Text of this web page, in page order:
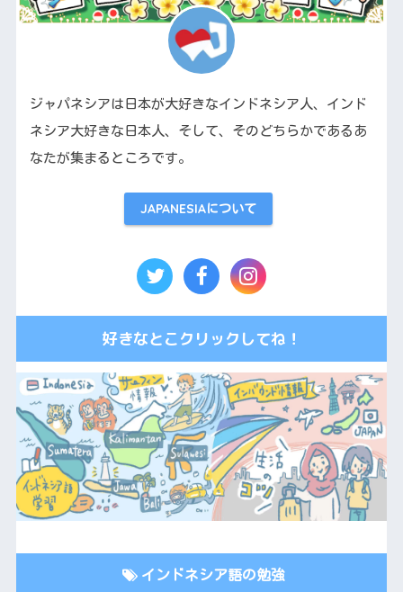
ジャパネシアは日本が大好きなインドネシア人、インド
ネシア大好きな日本人、そして、そのどちらかであるあ
なたが集まるところです。
JAPANESIAについて
好きなとこクリックしてね！
インドネシア語の勉強